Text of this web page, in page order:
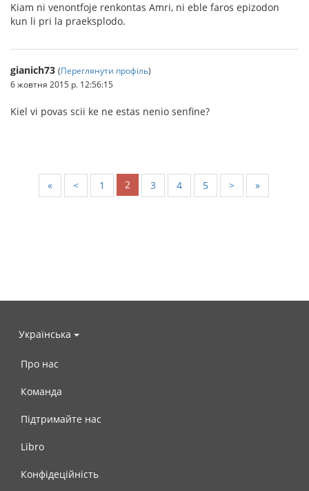
Kiam ni venontfoje renkontas Amri, ni eble faros epizodon
kun li pri la praeksplodo.
gianich73 (Переглянути профіль)
6 жовтня 2015 р. 12:56:15
Kiel vi povas scii ke ne estas nenio senfine?
« < 1 2 3 4 5 > »
Українська
Про нас
Команда
Підтримайте нас
Libro
Конфідеційність